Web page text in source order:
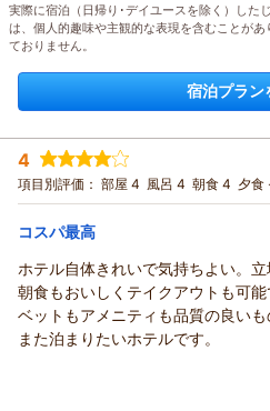
実際に宿泊（日帰り･デイユースを除く）した
は、個人的趣味や主観的な表現を含むことがあ
ておりません。
宿泊プラン
4
項目別評価： 部屋 4 風呂 4 朝食 4 夕食
コスパ最高
ホテル自体きれいで気持ちよい。立
朝食もおいしくテイクアウトも可能
ベットもアメニティも品質の良いも
また泊まりたいホテルです。